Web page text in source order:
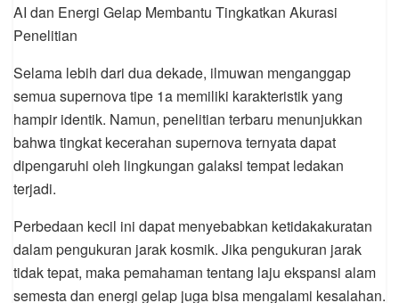
AI dan Energi Gelap Membantu Tingkatkan Akurasi
Penelitian
Selama lebih dari dua dekade, ilmuwan menganggap
semua supernova tipe 1a memiliki karakteristik yang
hampir identik. Namun, penelitian terbaru menunjukkan
bahwa tingkat kecerahan supernova ternyata dapat
dipengaruhi oleh lingkungan galaksi tempat ledakan
terjadi.
Perbedaan kecil ini dapat menyebabkan ketidakakuratan
dalam pengukuran jarak kosmik. Jika pengukuran jarak
tidak tepat, maka pemahaman tentang laju ekspansi alam
semesta dan energi gelap juga bisa mengalami kesalahan.